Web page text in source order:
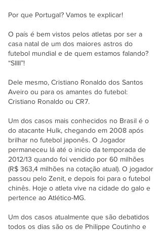
Por que Portugal? Vamos te explicar!
O país é bem vistos pelos atletas por ser a
casa natal de um dos maiores astros do
futebol mundial e de quem estamos falando?
“SIIII”!
Dele mesmo, Cristiano Ronaldo dos Santos
Aveiro ou para os amantes do futebol:
Cristiano Ronaldo ou CR7.
Um dos casos mais conhecidos no Brasil é o
do atacante Hulk, chegando em 2008 após
brilhar no futebol japonês. O Jogador
permaneceu lá até o inicio da temporada de
2012/13 quando foi vendido por 60 milhões
(R$ 363,4 milhões na cotação atual). O jogador
passou pelo Zenit, e depois foi para o futebol
chinês. Hoje o atleta vive na cidade do galo e
pertence ao Atlético-MG.
Um dos casos atualmente que são debatidos
todos os dias são os de Philippe Coutinho e